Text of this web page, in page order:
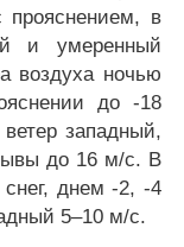
прояснением, в
и умеренный
воздуха ночью
до -18
западный,
до 16 м/с. В
днем -2, -4
5–10 м/с.